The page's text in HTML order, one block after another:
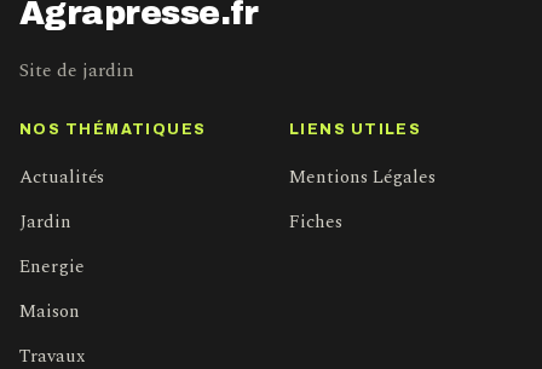
Agrapresse.fr
Site de jardin
NOS THÉMATIQUES
Actualités
Jardin
Energie
Maison
Travaux
LIENS UTILES
Mentions Légales
Fiches